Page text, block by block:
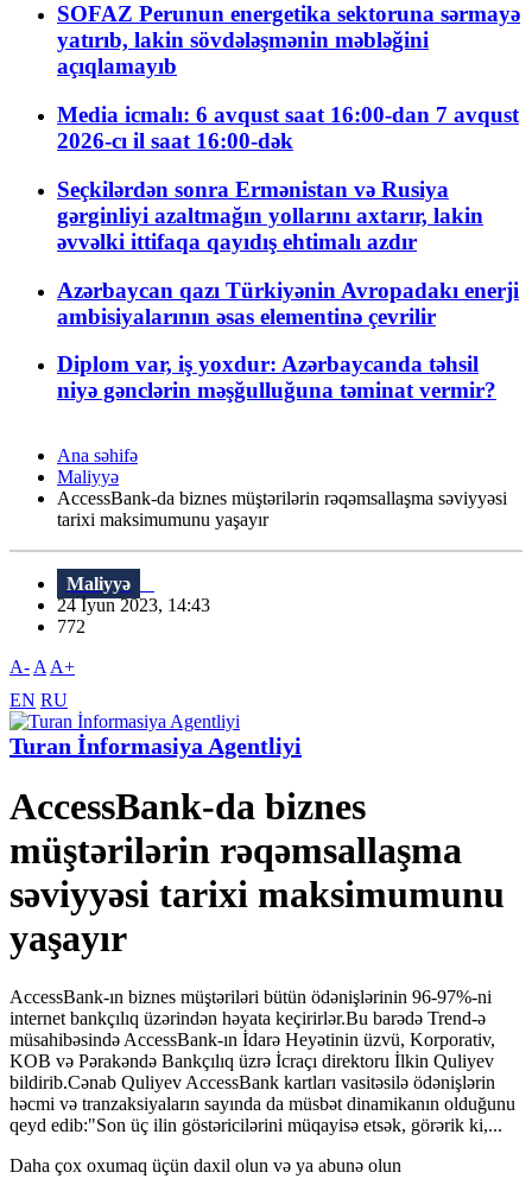
SOFAZ Perunun energetika sektoruna sərmayə
yatırıb, lakin sövdələşmənin məbləğini
açıqlamayıb
Media icmalı: 6 avqust saat 16:00-dan 7 avqust
2026-cı il saat 16:00-dək
Seçkilərdən sonra Ermənistan və Rusiya
gərginliyi azaltmağın yollarını axtarır, lakin
əvvəlki ittifaqa qayıdış ehtimalı azdır
Azərbaycan qazı Türkiyənin Avropadakı enerji
ambisiyalarının əsas elementinə çevrilir
Diplom var, iş yoxdur: Azərbaycanda təhsil
niyə gənclərin məşğulluğuna təminat vermir?
Ana səhifə
Maliyyə
AccessBank-da biznes müştərilərin rəqəmsallaşma səviyyəsi
tarixi maksimumunu yaşayır
Maliyyə
24 İyun 2023, 14:43
772
A- A A+
EN RU
Turan İnformasiya Agentliyi
AccessBank-da biznes
müştərilərin rəqəmsallaşma
səviyyəsi tarixi maksimumunu
yaşayır
AccessBank-ın biznes müştəriləri bütün ödənişlərinin 96-97%-ni
internet bankçılıq üzərindən həyata keçirirlər.Bu barədə Trend-ə
müsahibəsində AccessBank-ın İdarə Heyətinin üzvü, Korporativ,
KOB və Pərakəndə Bankçılıq üzrə İcraçı direktoru İlkin Quliyev
bildirib.Cənab Quliyev AccessBank kartları vasitəsilə ödənişlərin
həcmi və tranzaksiyaların sayında da müsbət dinamikanın olduğunu
qeyd edib:"Son üç ilin göstəricilərini müqayisə etsək, görərik ki,...
Daha çox oxumaq üçün daxil olun və ya abunə olun